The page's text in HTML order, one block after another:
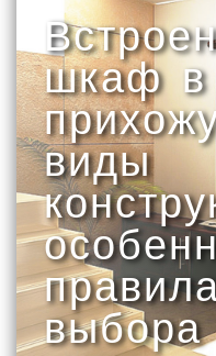
шкаф в
виды
выбора